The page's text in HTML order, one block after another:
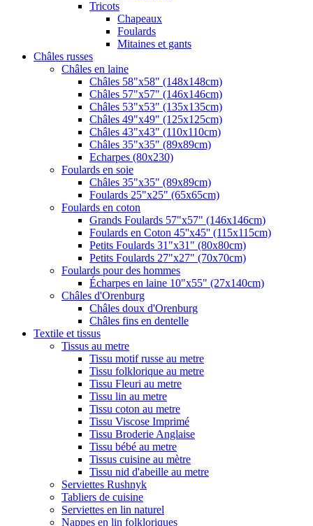
Tricots
Chapeaux
Foulards
Mitaines et gants
Châles russes
Châles en laine
Châles 58"x58" (148x148cm)
Châles 57"x57" (146x146cm)
Châles 53"x53" (135x135cm)
Châles 49"x49" (125x125cm)
Châles 43"x43" (110x110cm)
Châles 35"x35" (89x89cm)
Echarpes (80х230)
Foulards en soie
Châles 35"x35" (89x89cm)
Foulards 25"x25" (65x65cm)
Foulards en coton
Grands Foulards 57"x57" (146x146cm)
Foulards en Coton 45''x45'' (115x115cm)
Petits Foulards 31"x31" (80x80cm)
Petits Foulards 27"x27" (70x70cm)
Foulards pour des hommes
Écharpes en laine 10"x55" (27x140cm)
Châles d'Orenburg
Châles doux d'Orenburg
Châles fins en dentelle
Textile et tissus
Tissus au metre
Tissu motif russe au metre
Tissu folklorique au metre
Tissu Fleuri au metre
Tissu lin au metre
Tissu coton au metre
Tissu Viscose Imprimé
Tissu Broderie Anglaise
Tissu bébé au metre
Tissus cuisine au mètre
Tissu nid d'abeille au metre
Serviettes Rushnyk
Tabliers de cuisine
Serviettes en lin naturel
Nappes en lin folkloriques